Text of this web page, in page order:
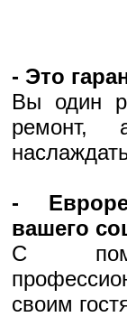
- Это
Вы один
ремонт,
-
вашего
С
своим